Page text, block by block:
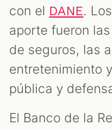
con el DANE.
aporte fueron
de seguros, las
entretenimiento
pública y
El Banco de la